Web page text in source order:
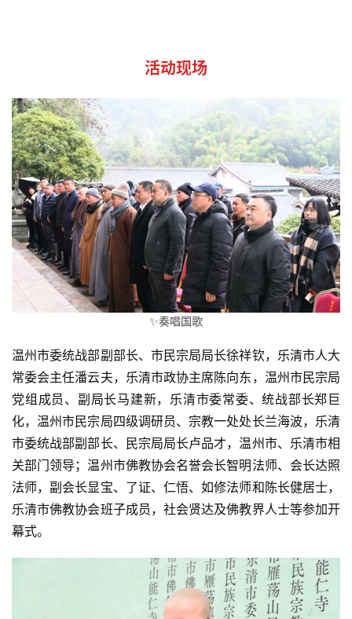
活动现场
✨奏唱国歌
温州市委统战部副部长、市民宗局局长徐祥钦，乐清市人大
常委会主任潘云夫，乐清市政协主席陈向东，温州市民宗局
党组成员、副局长马建新，乐清市委常委、统战部长郑巨
化，温州市民宗局四级调研员、宗教一处处长兰海波，乐清
市委统战部副部长、民宗局局长卢品才，温州市、乐清市相
关部门领导；温州市佛教协会名誉会长智明法师、会长达照
法师，副会长显宝、了证、仁悟、如修法师和陈长健居士，
乐清市佛教协会班子成员，社会贤达及佛教界人士等参加开
幕式。